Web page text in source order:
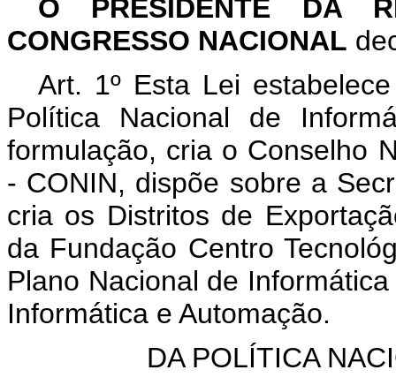
O PRESIDENTE DA
CONGRESSO NACIONAL
Art. 1º Esta Lei
Política Nacional de
formulação, cria o Conselho
- CONIN, dispõe sobre a
cria os Distritos de
da Fundação Centro
Plano Nacional de
Informática e Automação.
DA POLÍTICA